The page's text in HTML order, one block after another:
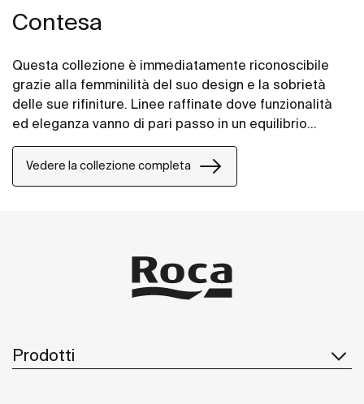
Contesa
Questa collezione è immediatamente riconoscibile
grazie alla femminilità del suo design e la sobrietà
delle sue rifiniture. Linee raffinate dove funzionalità
ed eleganza vanno di pari passo in un equilibrio
perfetto e stimolante.
Vedere la collezione completa
Prodotti